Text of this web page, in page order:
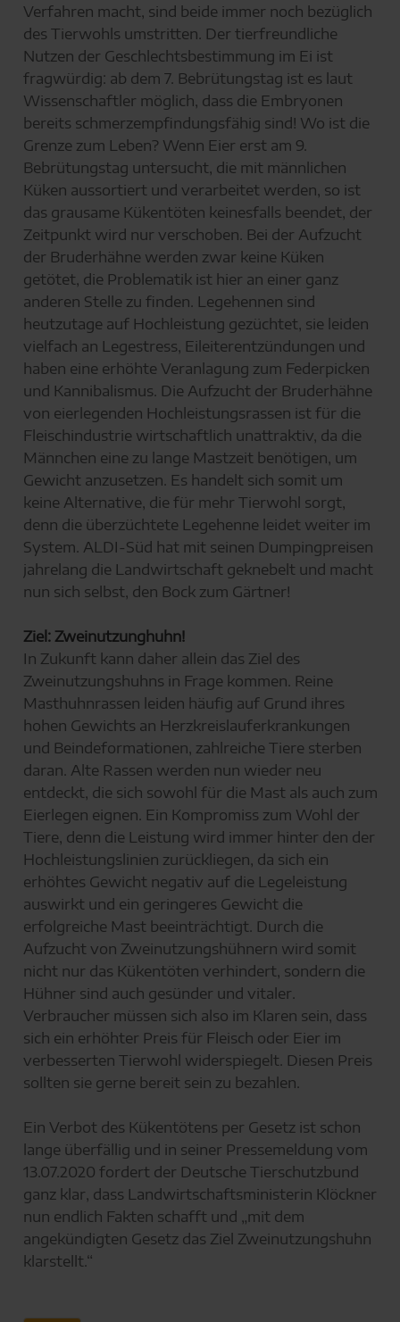
Verfahren macht, sind beide immer noch bezüglich
des Tierwohls umstritten. Der tierfreundliche
Nutzen der Geschlechtsbestimmung im Ei ist
fragwürdig: ab dem 7. Bebrütungstag ist es laut
Wissenschaftler möglich, dass die Embryonen
bereits schmerzempfindungsfähig sind! Wo ist die
Grenze zum Leben? Wenn Eier erst am 9.
Bebrütungstag untersucht, die mit männlichen
Küken aussortiert und verarbeitet werden, so ist
das grausame Kükentöten keinesfalls beendet, der
Zeitpunkt wird nur verschoben. Bei der Aufzucht
der Bruderhähne werden zwar keine Küken
getötet, die Problematik ist hier an einer ganz
anderen Stelle zu finden. Legehennen sind
heutzutage auf Hochleistung gezüchtet, sie leiden
vielfach an Legestress, Eileiterentzündungen und
haben eine erhöhte Veranlagung zum Federpicken
und Kannibalismus. Die Aufzucht der Bruderhähne
von eierlegenden Hochleistungsrassen ist für die
Fleischindustrie wirtschaftlich unattraktiv, da die
Männchen eine zu lange Mastzeit benötigen, um
Gewicht anzusetzen. Es handelt sich somit um
keine Alternative, die für mehr Tierwohl sorgt,
denn die überzüchtete Legehenne leidet weiter im
System. ALDI-Süd hat mit seinen Dumpingpreisen
jahrelang die Landwirtschaft geknebelt und macht
nun sich selbst, den Bock zum Gärtner!
Ziel: Zweinutzunghuhn!
In Zukunft kann daher allein das Ziel des
Zweinutzungshuhns in Frage kommen. Reine
Masthuhnrassen leiden häufig auf Grund ihres
hohen Gewichts an Herzkreislauferkrankungen
und Beindeformationen, zahlreiche Tiere sterben
daran. Alte Rassen werden nun wieder neu
entdeckt, die sich sowohl für die Mast als auch zum
Eierlegen eignen. Ein Kompromiss zum Wohl der
Tiere, denn die Leistung wird immer hinter den der
Hochleistungslinien zurückliegen, da sich ein
erhöhtes Gewicht negativ auf die Legeleistung
auswirkt und ein geringeres Gewicht die
erfolgreiche Mast beeinträchtigt. Durch die
Aufzucht von Zweinutzungshühnern wird somit
nicht nur das Kükentöten verhindert, sondern die
Hühner sind auch gesünder und vitaler.
Verbraucher müssen sich also im Klaren sein, dass
sich ein erhöhter Preis für Fleisch oder Eier im
verbesserten Tierwohl widerspiegelt. Diesen Preis
sollten sie gerne bereit sein zu bezahlen.
Ein Verbot des Kükentötens per Gesetz ist schon
lange überfällig und in seiner Pressemeldung vom
13.07.2020 fordert der Deutsche Tierschutzbund
ganz klar, dass Landwirtschaftsministerin Klöckner
nun endlich Fakten schafft und „mit dem
angekündigten Gesetz das Ziel Zweinutzungshuhn
klarstellt.“